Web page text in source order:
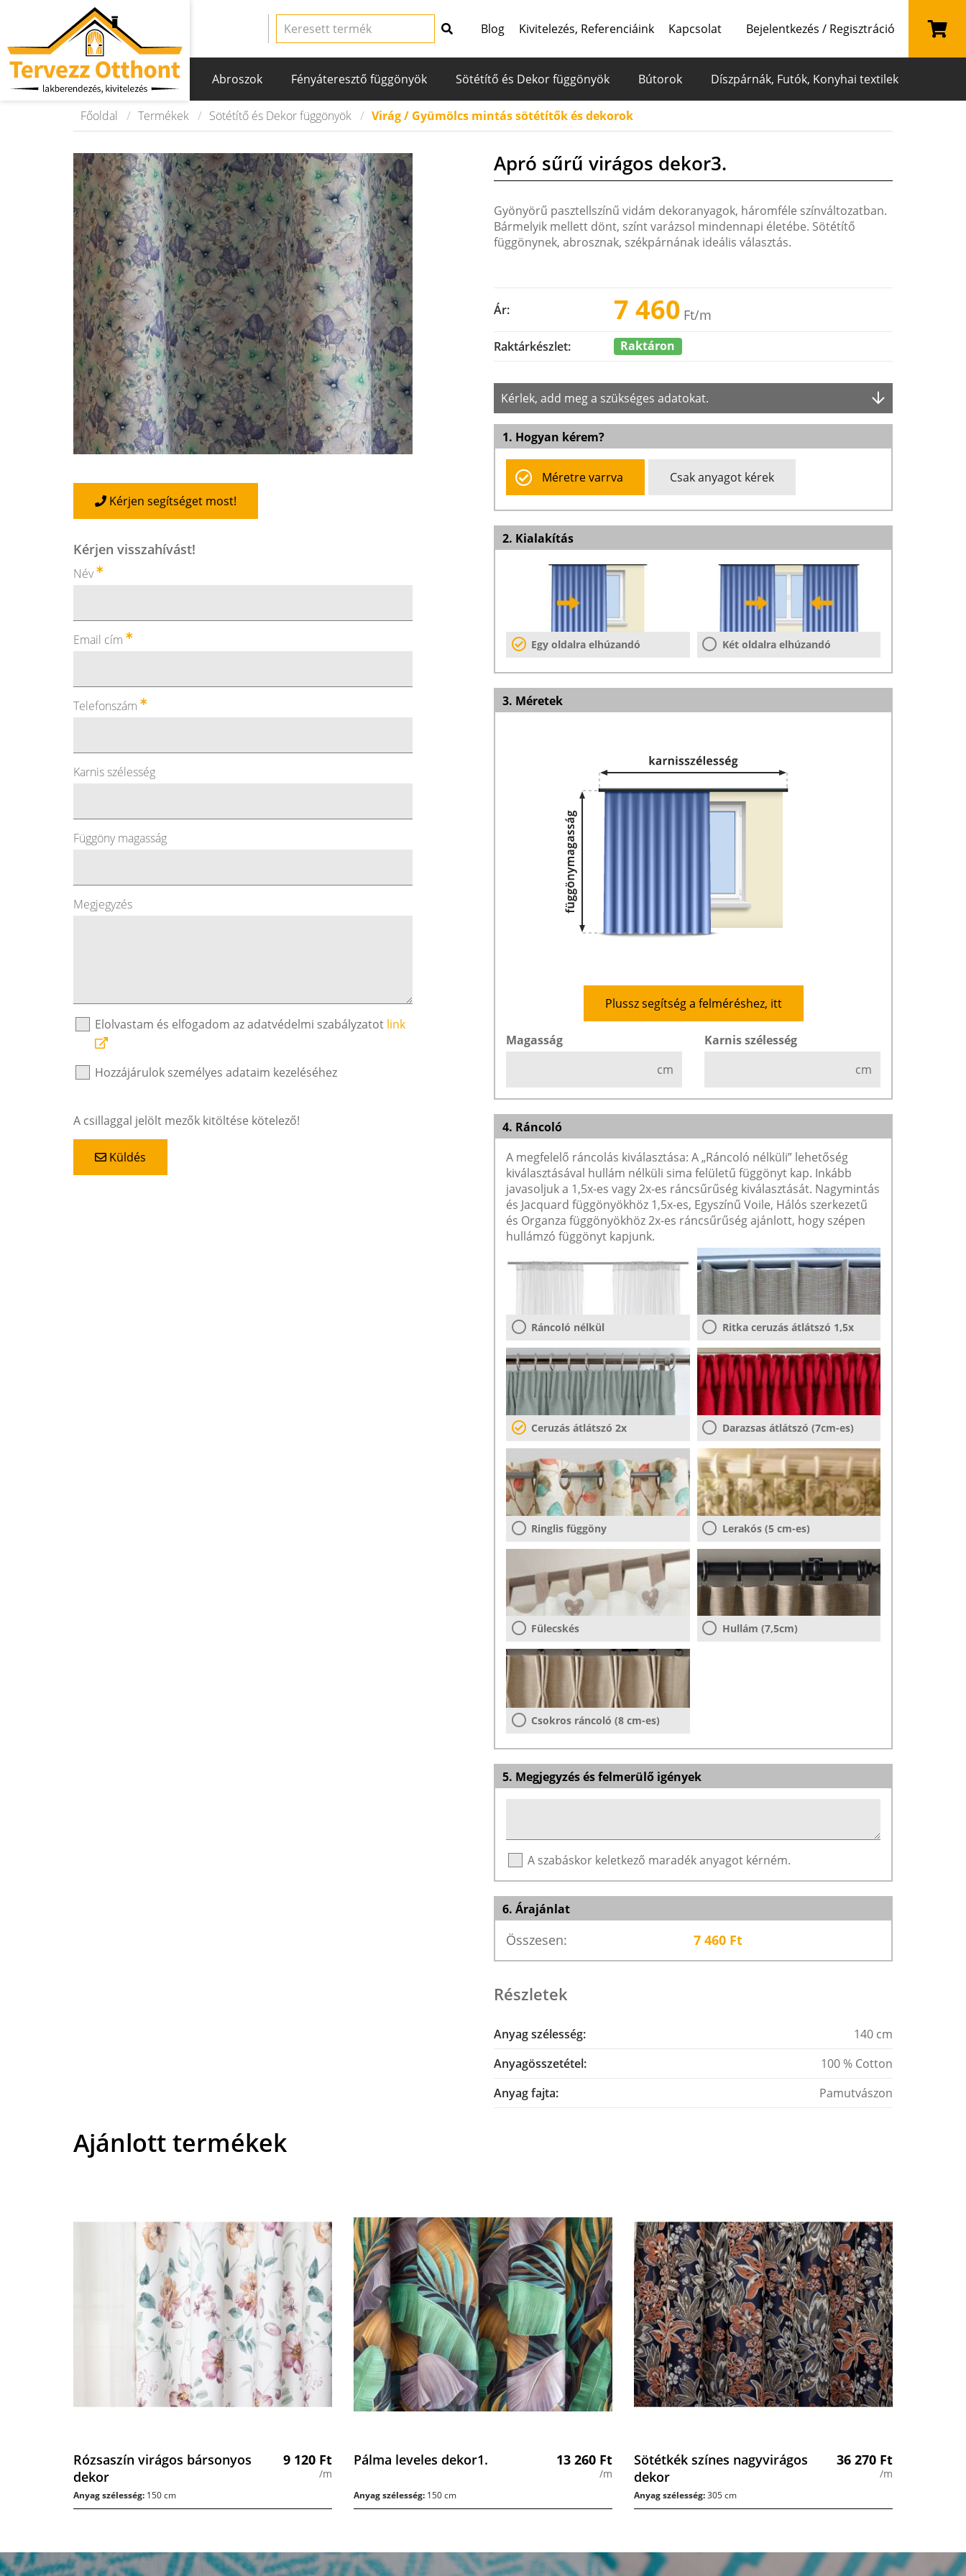
Blog Kivitelezés, Referenciáink Kapcsolat Bejelentkezés / Regisztráció
Abroszok Fényáteresztő függönyök Sötétítő és Dekor függönyök Bútorok Díszpárnák, Futók, Konyhai textilek
Főoldal Termékek Sötétítő és Dekor függönyök Virág / Gyümölcs mintás sötétítők és dekorok
Kérjen segítséget most!
Kérjen visszahívást!
Név
Email cím
Telefonszám
Karnis szélesség
Függöny magasság
Megjegyzés
Elolvastam és elfogadom az adatvédelmi szabályzatot link
Hozzájárulok személyes adataim kezeléséhez
A csillaggal jelölt mezők kitöltése kötelező!
Küldés
Apró sűrű virágos dekor3.
Gyönyörű pasztellszínű vidám dekoranyagok, háromféle színváltozatban.
Bármelyik mellett dönt, színt varázsol mindennapi életébe. Sötétítő
függönynek, abrosznak, székpárnának ideális választás.
Ár: 7 460 Ft/m
Raktárkészlet: Raktáron
Kérlek, add meg a szükséges adatokat.
1. Hogyan kérem?
Méretre varrva Csak anyagot kérek
2. Kialakítás
Egy oldalra elhúzandó Két oldalra elhúzandó
3. Méretek
Plussz segítség a felméréshez, itt
Magasság
cm
Karnis szélesség
cm
4. Ráncoló
A megfelelő ráncolás kiválasztása: A „Ráncoló nélküli” lehetőség
kiválasztásával hullám nélküli sima felületű függönyt kap. Inkább
javasoljuk a 1,5x-es vagy 2x-es ráncsűrűség kiválasztását. Nagymintás
és Jacquard függönyökhöz 1,5x-es, Egyszínű Voile, Hálós szerkezetű
és Organza függönyökhöz 2x-es ráncsűrűség ajánlott, hogy szépen
hullámzó függönyt kapjunk.
Ráncoló nélkül Ritka ceruzás átlátszó 1,5x
Ceruzás átlátszó 2x Darazsas átlátszó (7cm-es)
Ringlis függöny Lerakós (5 cm-es)
Fülecskés Hullám (7,5cm)
Csokros ráncoló (8 cm-es)
5. Megjegyzés és felmerülő igények
A szabáskor keletkező maradék anyagot kérném.
6. Árajánlat
Összesen: 7 460Ft
Részletek
Anyag szélesség:
140 cm
Anyagösszetétel:
100 % Cotton
Anyag fajta:
Pamutvászon
Ajánlott termékek
Rózsaszín virágos bársonyos
dekor
9 120 Ft
/m
Anyag szélesség: 150 cm
Pálma leveles dekor1. 13 260 Ft
/m
Anyag szélesség: 150 cm
Sötétkék színes nagyvirágos
dekor
36 270 Ft
/m
Anyag szélesség:305 cm